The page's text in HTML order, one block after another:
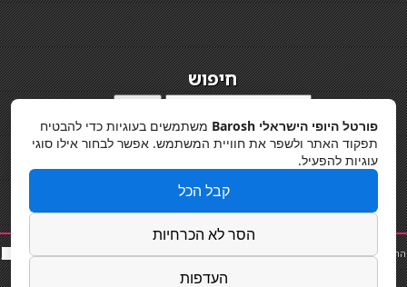
חיפוש
מדיניות פרטיות
החלקות שיער|תאורה לבית|פאות ותוספות שיער|נייל סטודיו|תוספות שיער|שף פרטי|כ
סאות
פורטל היופי הישראלי Barosh
משתמשים בעוגיות כדי להבטיח
תפקוד האתר ולשפר את חוויית המשתמש. אפשר לבחור אילו סוגי
עוגיות להפעיל.
קבל הכל
הסר לא הכרחיות
העדפות